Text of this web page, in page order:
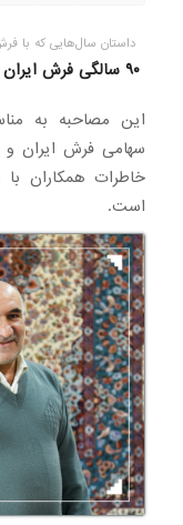
داستان سال‌هایی که با
۹۰ سالگی فرش ایران و گفتگو با سیدمحمود حسینی
این مصاحبه به
سهامی فرش ایران
خاطرات همکاران
است.